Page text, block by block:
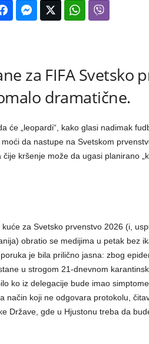
za FIFA Svetsko
dramatične.
će „leopardi“, kako glasi nadimak
da nastupe na Svetskom
kršenje može da ugasi planirano
za Svetsko prvenstvo 2026 (i,
obratio se medijima u petak bez
je bila prilično jasna: zbog
u strogom 21-dnevnom
ko iz delegacije bude imao
način koji ne odgovara protokolu,
Države, gde u Hjustonu treba da